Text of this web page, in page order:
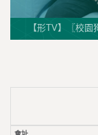
【形TV】〖校